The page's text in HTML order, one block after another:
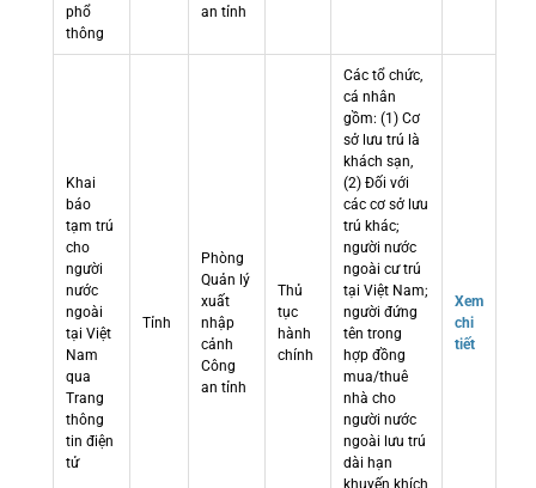
phổ
thông
an tỉnh
Khai
báo
tạm trú
cho
người
nước
ngoài
tại Việt
Nam
qua
Trang
thông
tin điện
tử
Tỉnh
Phòng
Quản lý
xuất
nhập
cảnh
Công
an tỉnh
Thủ
tục
hành
chính
Các tổ chức,
cá nhân
gồm: (1) Cơ
sở lưu trú là
khách sạn,
(2) Đối với
các cơ sở lưu
trú khác;
người nước
ngoài cư trú
tại Việt Nam;
người đứng
tên trong
hợp đồng
mua/thuê
nhà cho
người nước
ngoài lưu trú
dài hạn
khuyến khích
Xem
chi
tiết